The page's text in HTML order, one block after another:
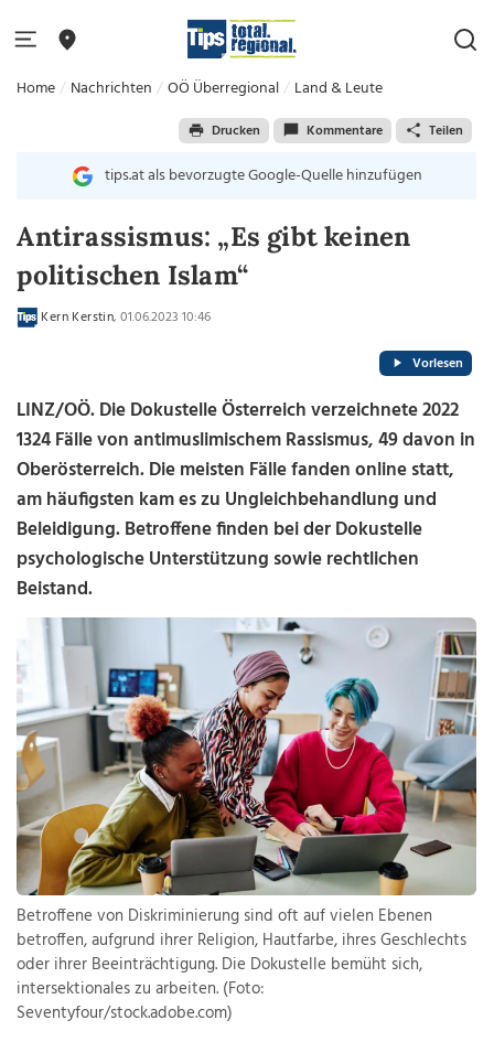
Home Nachrichten OÖ Überregional Land & Leute
Drucken Kommentare Teilen
tips.at als bevorzugte Google-Quelle hinzufügen
Antirassismus: „Es gibt keinen
politischen Islam“
Kern Kerstin, 01.06.2023 10:46
Vorlesen
LINZ/OÖ. Die Dokustelle Österreich verzeichnete 2022
1324 Fälle von antimuslimischem Rassismus, 49 davon in
Oberösterreich. Die meisten Fälle fanden online statt,
am häufigsten kam es zu Ungleichbehandlung und
Beleidigung. Betroffene finden bei der Dokustelle
psychologische Unterstützung sowie rechtlichen
Beistand.
Betroffene von Diskriminierung sind oft auf vielen Ebenen
betroffen, aufgrund ihrer Religion, Hautfarbe, ihres Geschlechts
oder ihrer Beeinträchtigung. Die Dokustelle bemüht sich,
intersektionales zu arbeiten. (Foto:
Seventyfour/stock.adobe.com)